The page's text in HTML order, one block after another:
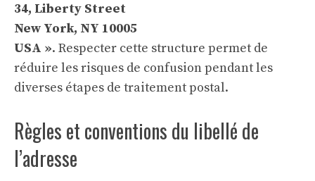
34, Liberty Street
New York, NY 10005
USA ». Respecter cette structure permet de
réduire les risques de confusion pendant les
diverses étapes de traitement postal.
Règles et conventions du libellé de
l’adresse